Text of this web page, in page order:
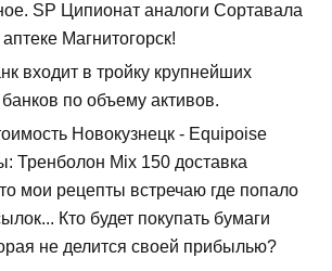
SP Ципионат аналоги Сортавала
Магнитогорск!
входит в тройку крупнейших
банков по объему активов.
Новокузнецк - Equipoise
Тренболон Mix 150 доставка
мои рецепты встречаю где попало
Кто будет покупать бумаги
не делится своей прибылью?